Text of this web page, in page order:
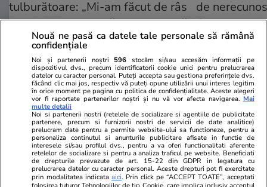
GSP.ro
Celebrul luptător face dezvăluiri
tulburătoare: „Mi-am făcut de râs
familia! Nu vreau să ajung ca tatăl
meu, băutura i-a distrus viața”
GSP.ro
Marea
Grecia
Nouă ne pasă ca datele tale personale să rămână
confidențiale
Noi și partenerii noștri 596 stocăm și/sau accesăm informații pe
dispozitivul dvs., precum identificatorii cookie unici pentru prelucrarea
datelor cu caracter personal. Puteți accepta sau gestiona preferințele dvs.
făcând clic mai jos, respectiv vă puteți opune utilizării unui interes legitim
în orice moment pe pagina cu politica de confidențialitate. Aceste alegeri
vor fi raportate partenerilor noștri și nu vă vor afecta navigarea. Mai
multe detalii
Noi si partenerii nostri (retelele de socializare si agentiile de publicitate
partenere, precum si furnizorii nostri de servicii de date analitice)
prelucram date pentru a permite website-ului sa functioneze, pentru a
personaliza continutul si anunturile publicitare afisate in functie de
interesele si/sau profilul dvs., pentru a va oferi functionalitati aferente
retelelor de socializare si pentru a analiza traficul pe website. Beneficiati
de drepturile prevazute de art. 15-22 din GDPR in legatura cu
prelucrarea datelor cu caracter personal. Aceste drepturi pot fi exercitate
prin modalitatea indicataaici. Prin click pe “ACCEPT TOATE”, acceptati